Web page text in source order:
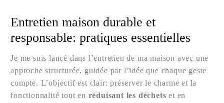
Entretien maison durable et
responsable: pratiques essentielles
Je me suis lancé dans l’entretien de ma maison avec une
approche structurée, guidée par l’idée que chaque geste
compte. L’objectif est clair: préserver le charme et la
fonctionnalité tout en réduisant les déchets et en